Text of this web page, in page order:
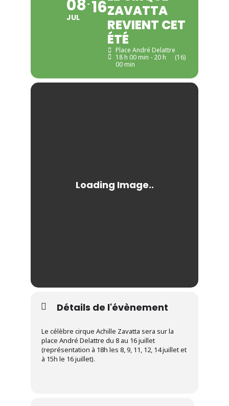
08
JUL 16ZAVATTA
REVIENT CET
ÉTÉ
Place André Delattre
18 h 00 min - 20 h
00 min
(16)
Détails de l'évènement
Le célèbre cirque Achille Zavatta sera sur la
place André Delattre du 8 au 16 juillet
(représentation à 18h les 8, 9, 11, 12, 14 juillet et
à 15h le 16 juillet).